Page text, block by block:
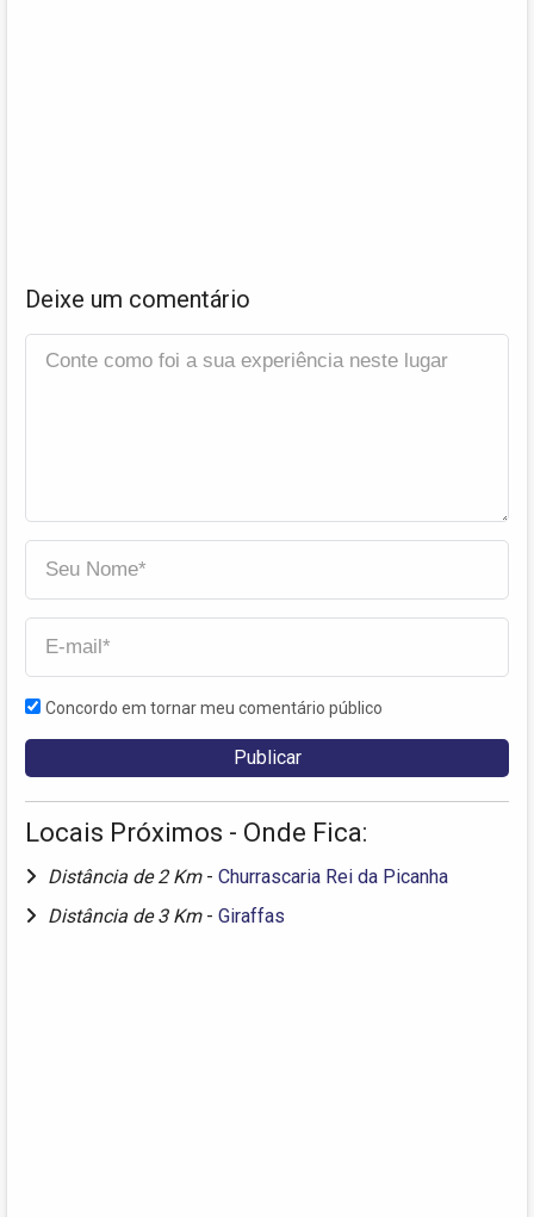
Deixe um comentário
Concordo em tornar meu comentário público
Locais Próximos - Onde Fica:
Distância de 2 Km - Churrascaria Rei da Picanha
Distância de 3 Km - Giraffas